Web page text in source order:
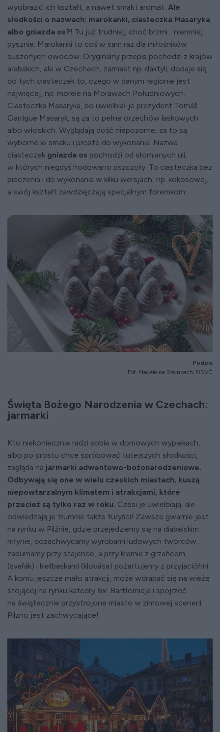
wyobrazić ich kształt, a nawet smak i aromat. Ale
słodkości o nazwach: marokanki, ciasteczka Masaryka
albo gniazda os?! Tu już trudniej, choć brzmi... niemniej
pysznie. Marokanki to coś w sam raz dla miłośników
suszonych owoców. Oryginalny przepis pochodzi z krajów
arabskich, ale w Czechach, zamiast np. daktyli, dodaje się
do tych ciasteczek to, czego w danym regionie jest
najwięcej, np. morele na Morawach Południowych.
Ciasteczka Masaryka, bo uwielbiał je prezydent Tomáš
Garrigue Masaryk, są za to pełne orzechów laskowych
albo włoskich. Wyglądają dość niepozorne, za to są
wyborne w smaku i proste do wykonania. Nazwa
ciasteczek gniazda os pochodzi od słomianych uli,
w których niegdyś hodowano pszczoły. To ciasteczka bez
pieczenia i do wykonania w kilku wersjach, np. kokosowej,
a swój kształt zawdzięczają specjalnym foremkom.
Podpis
Fot. Madeleine Steinbach; DSVČ
Święta Bożego Narodzenia w Czechach:
jarmarki
Kto niekoniecznie radzi sobie w domowych wypiekach,
albo po prostu chce spróbować tutejszych słodkości,
zagląda na jarmarki adwentowo-bożonarodzeniowe.
Odbywają się one w wielu czeskich miastach, kuszą
niepowtarzalnym klimatem i atrakcjami, które
przecież są tylko raz w roku. Czesi je uwielbiają, ale
odwiedzają je tłumnie także turyści! Zawsze gwarnie jest
na rynku w Pilźnie, gdzie przejedziemy się na diabelskim
młynie, pozachwycamy wyrobami ludowych twórców,
zadumamy przy stajence, a przy kramie z grzańcem
(svařák) i kiełbaskami (klobása) pożartujemy z przyjaciółmi.
A komu jeszcze mało atrakcji, może wdrapać się na wieżę
stojącej na rynku katedry św. Bartłomieja i spojrzeć
na świątecznie przystrojone miasto w zimowej scenerii.
Pilzno jest zachwycające!